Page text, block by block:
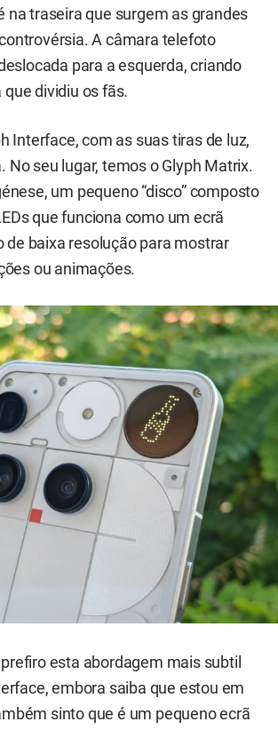
na traseira que surgem as grandes
A câmara telefoto
para a esquerda, criando
dividiu os fãs.
Interface, com as suas tiras de luz,
No seu lugar, temos o Glyph Matrix.
um pequeno “disco” composto
que funciona como um ecrã
de baixa resolução para mostrar
ou animações.
esta abordagem mais subtil
embora saiba que estou em
sinto que é um pequeno ecrã